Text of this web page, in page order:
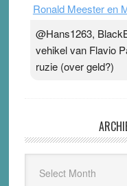
Ronald Meester en
@Hans1263,
vehikel van Flavio
ruzie (over geld?)
Kloptdatwel.nl